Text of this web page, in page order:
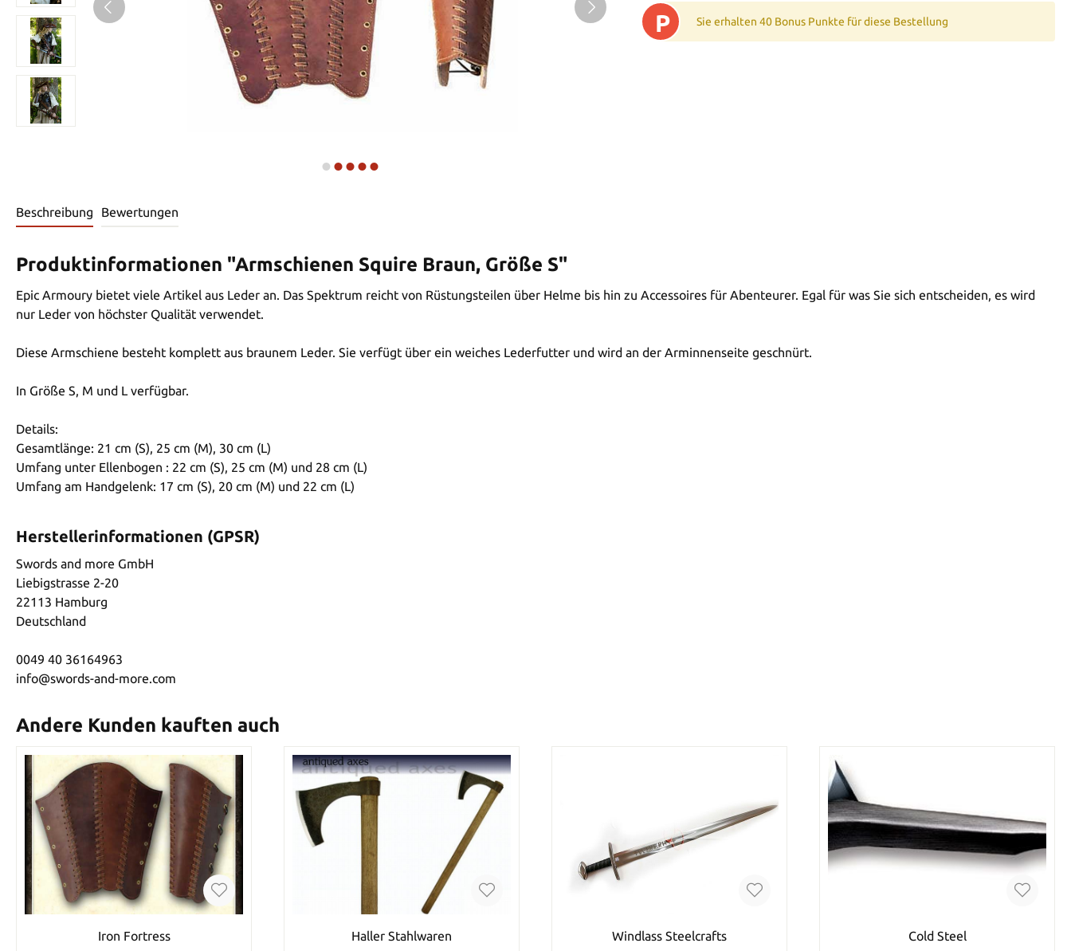
P Sie erhalten 40 Bonus Punkte für diese Bestellung
Beschreibung Bewertungen
Produktinformationen "Armschienen Squire Braun, Größe S"
Epic Armoury bietet viele Artikel aus Leder an. Das Spektrum reicht von Rüstungsteilen über Helme bis hin zu Accessoires für Abenteurer. Egal für was Sie sich entscheiden, es wird
nur Leder von höchster Qualität verwendet.
Diese Armschiene besteht komplett aus braunem Leder. Sie verfügt über ein weiches Lederfutter und wird an der Arminnenseite geschnürt.
In Größe S, M und L verfügbar.
Details:
Gesamtlänge: 21 cm (S), 25 cm (M), 30 cm (L)
Umfang unter Ellenbogen : 22 cm (S), 25 cm (M) und 28 cm (L)
Umfang am Handgelenk: 17 cm (S), 20 cm (M) und 22 cm (L)
Herstellerinformationen (GPSR)
Swords and more GmbH
Liebigstrasse 2-20
22113 Hamburg
Deutschland
0049 40 36164963
info@swords-and-more.com
Andere Kunden kauften auch
Iron Fortress Haller Stahlwaren Windlass Steelcrafts Cold Steel